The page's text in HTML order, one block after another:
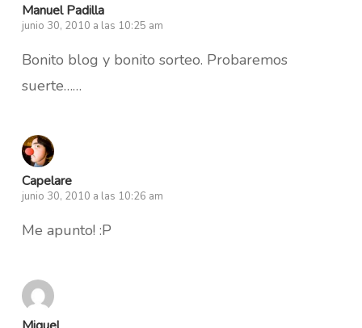
Manuel Padilla
junio 30, 2010 a las 10:25 am
Bonito blog y bonito sorteo. Probaremos
suerte……
Capelare
junio 30, 2010 a las 10:26 am
Me apunto! :P